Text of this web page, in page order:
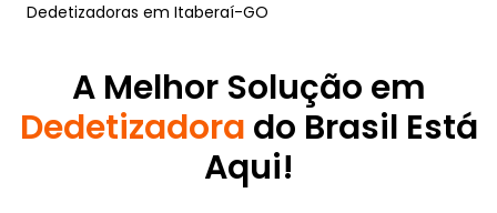
Dedetizadoras em Itaberaí-GO
A Melhor Solução em
Dedetizadora do Brasil Está
Aqui!